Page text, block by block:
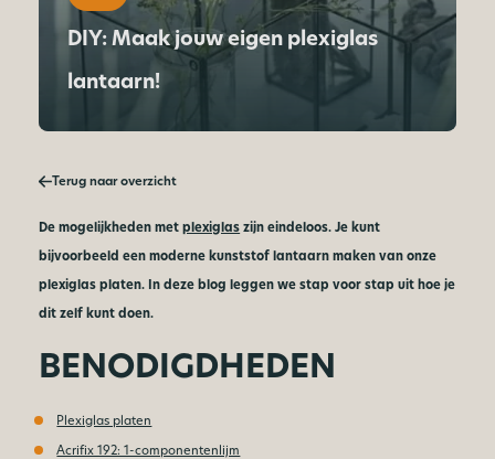
DIY: Maak jouw eigen plexiglas
lantaarn!
Terug naar overzicht
De mogelijkheden metplexiglaszijn eindeloos. Je kunt
bijvoorbeeld een moderne kunststof lantaarn maken van onze
plexiglas platen. In deze blog leggen we stap voor stap uit hoe je
dit zelf kunt doen.
BENODIGDHEDEN
Plexiglas platen
Acrifix 192: 1-componentenlijm